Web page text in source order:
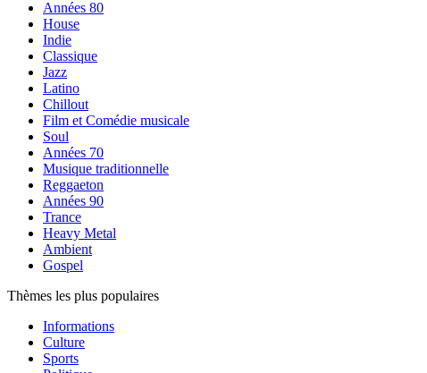
Années 80
House
Indie
Classique
Jazz
Latino
Chillout
Film et Comédie musicale
Soul
Années 70
Musique traditionnelle
Reggaeton
Années 90
Trance
Heavy Metal
Ambient
Gospel
Thèmes les plus populaires
Informations
Culture
Sports